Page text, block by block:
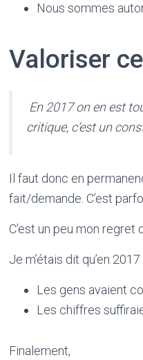
Nous sommes
Valoriser
En 2017 on en est
critique, c’est un
Il faut donc en
fait/demande. C’est
C’est un peu mon regret
Je m’étais dit qu’en 2017
Les gens avaient
Les chiffres
Finalement,